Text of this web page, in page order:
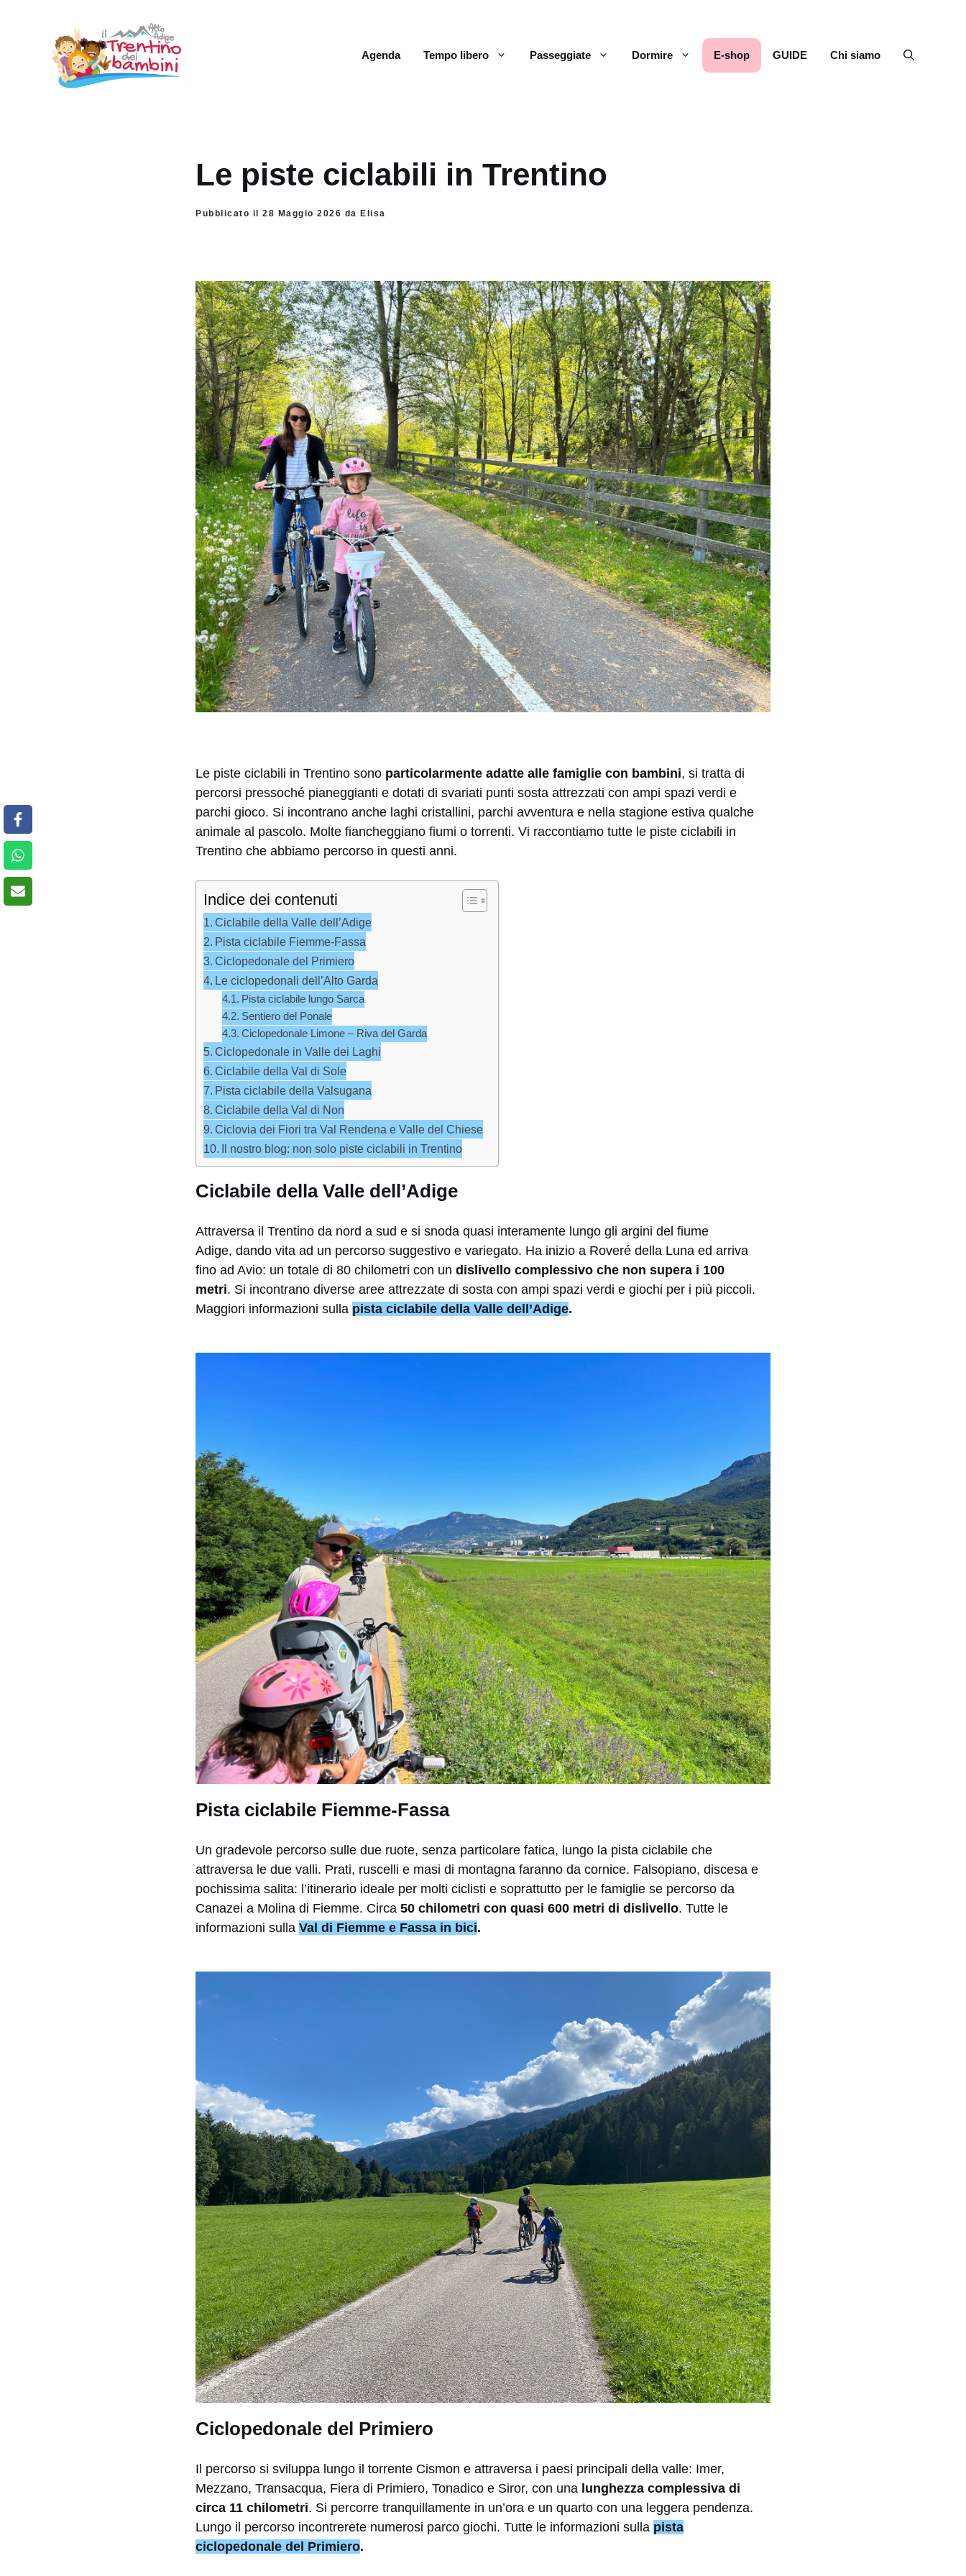
contenuto
Agenda Tempo libero Passeggiate Dormire E-shop GUIDE Chi siamo
Le piste ciclabili in Trentino
Pubblicato il 28 Maggio 2026 da Elisa
Le piste ciclabili in Trentino sono particolarmente adatte alle famiglie con bambini, si tratta di
percorsi pressoché pianeggianti e dotati di svariati punti sosta attrezzati con ampi spazi verdi e
parchi gioco. Si incontrano anche laghi cristallini, parchi avventura e nella stagione estiva qualche
animale al pascolo. Molte fiancheggiano fiumi o torrenti. Vi raccontiamo tutte le piste ciclabili in
Trentino che abbiamo percorso in questi anni.
Indice dei contenuti
Ciclabile della Valle dell’Adige
Pista ciclabile Fiemme-Fassa
Ciclopedonale del Primiero
Le ciclopedonali dell’Alto Garda
Pista ciclabile lungo Sarca
Sentiero del Ponale
Ciclopedonale Limone – Riva del Garda
Ciclopedonale in Valle dei Laghi
Ciclabile della Val di Sole
Pista ciclabile della Valsugana
Ciclabile della Val di Non
Ciclovia dei Fiori tra Val Rendena e Valle del Chiese
Il nostro blog: non solo piste ciclabili in Trentino
Ciclabile della Valle dell’Adige
Attraversa il Trentino da nord a sud e si snoda quasi interamente lungo gli argini del fiume
Adige, dando vita ad un percorso suggestivo e variegato. Ha inizio a Roveré della Luna ed arriva
fino ad Avio: un totale di 80 chilometri con un dislivello complessivo che non supera i 100
metri. Si incontrano diverse aree attrezzate di sosta con ampi spazi verdi e giochi per i più piccoli.
Maggiori informazioni sulla pista ciclabile della Valle dell’Adige.
Pista ciclabile Fiemme-Fassa
Un gradevole percorso sulle due ruote, senza particolare fatica, lungo la pista ciclabile che
attraversa le due valli. Prati, ruscelli e masi di montagna faranno da cornice. Falsopiano, discesa e
pochissima salita: l’itinerario ideale per molti ciclisti e soprattutto per le famiglie se percorso da
Canazei a Molina di Fiemme. Circa 50 chilometri con quasi 600 metri di dislivello. Tutte le
informazioni sulla Val di Fiemme e Fassa in bici.
Ciclopedonale del Primiero
Il percorso si sviluppa lungo il torrente Cismon e attraversa i paesi principali della valle: Imer,
Mezzano, Transacqua, Fiera di Primiero, Tonadico e Siror, con una lunghezza complessiva di
circa 11 chilometri. Si percorre tranquillamente in un’ora e un quarto con una leggera pendenza.
Lungo il percorso incontrerete numerosi parco giochi. Tutte le informazioni sulla pista
ciclopedonale del Primiero.